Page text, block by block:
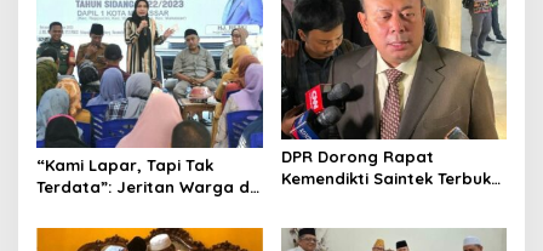
“Kami Lapar, Tapi Tak
Terdata”: Jeritan Warga di
Makassar Rezki
DPR Dorong Rapat
Kemendikti Saintek Terbuka,